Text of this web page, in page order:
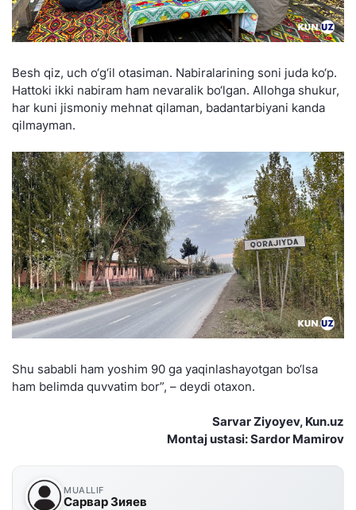
Besh qiz, uch o‘g‘il otasiman. Nabiralarining soni juda ko‘p.
Hattoki ikki nabiram ham nevaralik bo‘lgan. Allohga shukur,
har kuni jismoniy mehnat qilaman, badantarbiyani kanda
qilmayman.
Shu sababli ham yoshim 90 ga yaqinlashayotgan bo‘lsa
ham belimda quvvatim bor”, – deydi otaxon.
Sarvar Ziyoyev, Kun.uz
Montaj ustasi: Sardor Mamirov
MUALLIF
Сарвар Зияев